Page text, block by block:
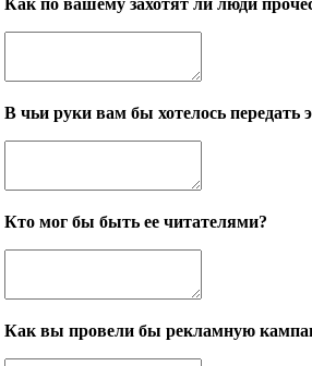
В чьи руки вам бы хотелось передать
Кто мог бы быть ее читателями?
Как вы провели бы рекламную